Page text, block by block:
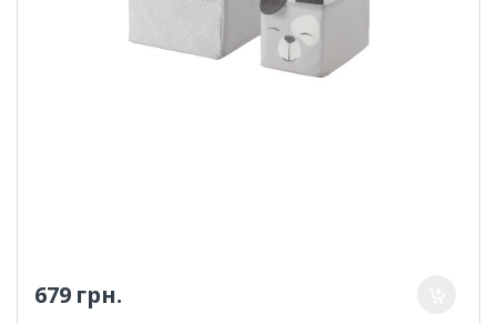
679 грн.